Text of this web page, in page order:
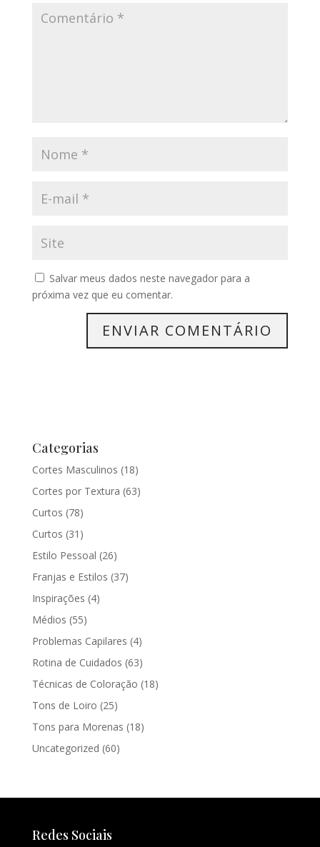
Salvar meus dados neste navegador para a
próxima vez que eu comentar.
Categorias
Cortes Masculinos (18)
Cortes por Textura (63)
Curtos (78)
Curtos (31)
Estilo Pessoal (26)
Franjas e Estilos (37)
Inspirações (4)
Médios (55)
Problemas Capilares (4)
Rotina de Cuidados (63)
Técnicas de Coloração (18)
Tons de Loiro (25)
Tons para Morenas (18)
Uncategorized (60)
Redes Sociais